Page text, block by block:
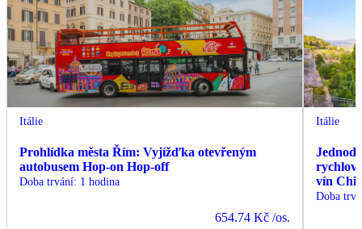
Itálie
Prohlídka města Řím: Vyjížďka otevřeným
autobusem Hop-on Hop-off
Doba trvání: 1 hodina
654.74 Kč /os.
Itálie
vín
Doba